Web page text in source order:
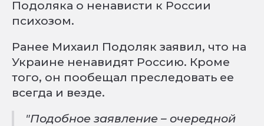
Подоляка о ненависти к России
психозом.
Ранее Михаил Подоляк заявил, что на
Украине ненавидят Россию. Кроме
того, он пообещал преследовать ее
всегда и везде.
"Подобное заявление – очередной